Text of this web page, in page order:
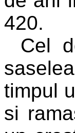
420.
Cel
timpul
si